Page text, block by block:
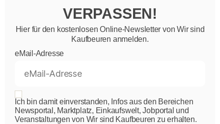
VERPASSEN!
Hier für den kostenlosen Online-Newsletter von Wir sind
Kaufbeuren anmelden.
eMail-Adresse
Ich bin damit einverstanden, Infos aus den Bereichen
Newsportal, Marktplatz, Einkaufswelt, Jobportal und
Veranstaltungen von Wir sind Kaufbeuren zu erhalten.